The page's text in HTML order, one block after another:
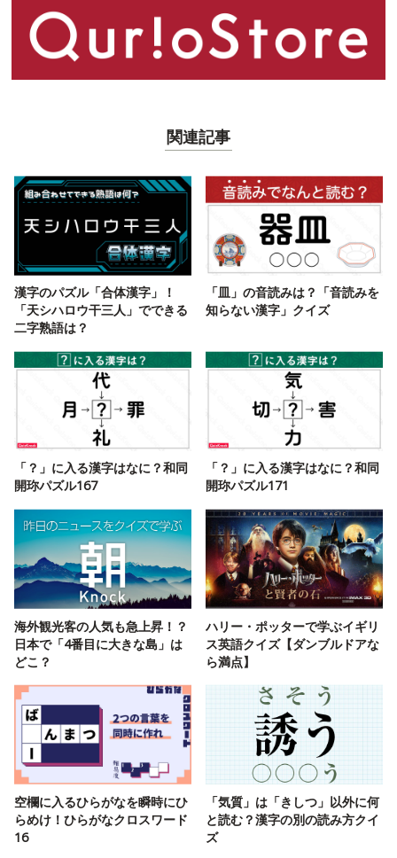
関連記事
漢字のパズル「合体漢字」！
「天シハロウ干三人」でできる
二字熟語は？
「皿」の音読みは？「音読みを
知らない漢字」クイズ
「？」に入る漢字はなに？和同
開珎パズル167
「？」に入る漢字はなに？和同
開珎パズル171
海外観光客の人気も急上昇！？
日本で「4番目に大きな島」は
どこ？
ハリー・ポッターで学ぶイギリ
ス英語クイズ【ダンブルドアな
ら満点】
空欄に入るひらがなを瞬時にひ
らめけ！ひらがなクロスワード
16
「気質」は「きしつ」以外に何
と読む？漢字の別の読み方クイ
ズ